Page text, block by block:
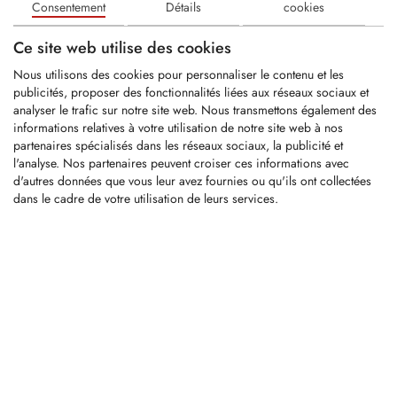
Consentement Détails
cookies
Ce site web utilise des cookies
Nous utilisons des cookies pour personnaliser le contenu et les
publicités, proposer des fonctionnalités liées aux réseaux sociaux et
analyser le trafic sur notre site web. Nous transmettons également des
informations relatives à votre utilisation de notre site web à nos
partenaires spécialisés dans les réseaux sociaux, la publicité et
l'analyse. Nos partenaires peuvent croiser ces informations avec
d'autres données que vous leur avez fournies ou qu'ils ont collectées
dans le cadre de votre utilisation de leurs services.
1 produits
FILTRE
KFZ029
Dent à pointe en carbure
Longueur totale: 44mm
Largeur totale:...